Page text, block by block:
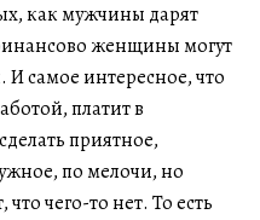
как мужчины дарят
женщины могут
самое интересное, что
платит в
приятное,
по мелочи, но
чего-то нет. То есть